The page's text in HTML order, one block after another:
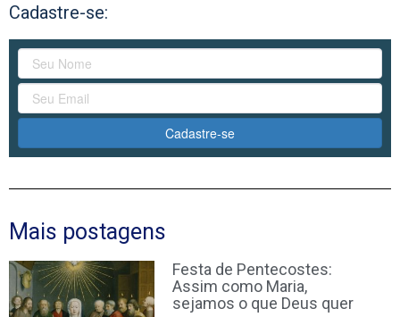
Cadastre-se:
Cadastre-se
Mais postagens
Festa de Pentecostes:
Assim como Maria,
sejamos o que Deus quer